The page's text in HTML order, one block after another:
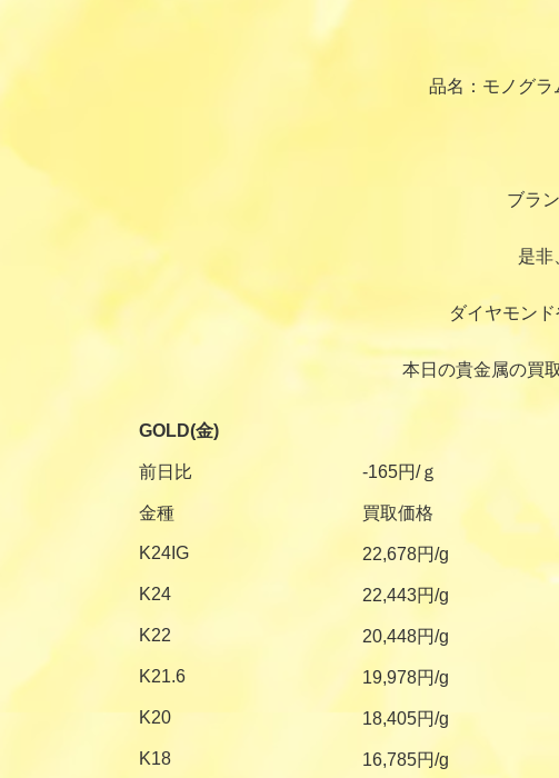
品名：モノグ
ブラ
是非
ダイヤモン
本日の貴金属の買
GOLD(金)
前日比 -165円/ｇ
金種 買取価格
K24IG 22,678円/g
K24 22,443円/g
K22 20,448円/g
K21.6 19,978円/g
K20 18,405円/g
K18 16,785円/g